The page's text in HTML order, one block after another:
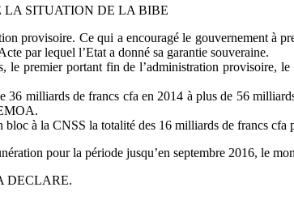
LA SITUATION DE LA BIBE
provisoire. Ce qui a encouragé le gouvernement à
par lequel l’Etat a donné sa garantie souveraine.
premier portant fin de l’administration provisoire,
36 milliards de francs cfa en 2014 à plus de 56
à la CNSS la totalité des 16 milliards de francs cfa
pour la période jusqu’en septembre 2016, le
DECLARE.